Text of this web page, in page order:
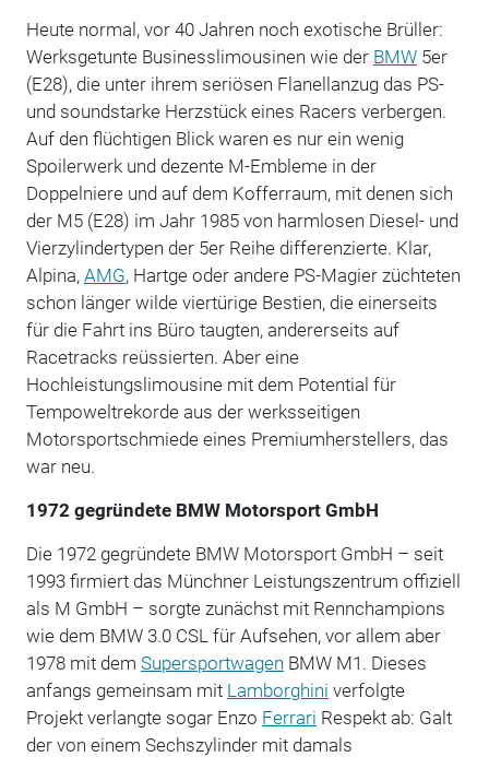
Heute normal, vor 40 Jahren noch exotische Brüller:
Werksgetunte Businesslimousinen wie der BMW5er
(E28), die unter ihrem seriösen Flanellanzug das PS-
und soundstarke Herzstück eines Racers verbergen.
Auf den flüchtigen Blick waren es nur ein wenig
Spoilerwerk und dezente M-Embleme in der
Doppelniere und auf dem Kofferraum, mit denen sich
der M5 (E28) im Jahr 1985 von harmlosen Diesel- und
Vierzylindertypen der 5er Reihe differenzierte. Klar,
Alpina, AMG, Hartge oder andere PS-Magier züchteten
schon länger wilde viertürige Bestien, die einerseits
für die Fahrt ins Büro taugten, andererseits auf
Racetracks reüssierten. Aber eine
Hochleistungslimousine mit dem Potential für
Tempoweltrekorde aus der werksseitigen
Motorsportschmiede eines Premiumherstellers, das
war neu.
1972 gegründete BMW Motorsport GmbH
Die 1972 gegründete BMW Motorsport GmbH – seit
1993 firmiert das Münchner Leistungszentrum offiziell
als M GmbH – sorgte zunächst mit Rennchampions
wie dem BMW 3.0 CSL für Aufsehen, vor allem aber
1978 mit dem Supersportwagen BMW M1. Dieses
anfangs gemeinsam mit Lamborghini verfolgte
Projekt verlangte sogar Enzo Ferrari Respekt ab: Galt
der von einem Sechszylinder mit damals